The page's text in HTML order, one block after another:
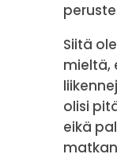
Siitä
mieltä,
olisi
eikä